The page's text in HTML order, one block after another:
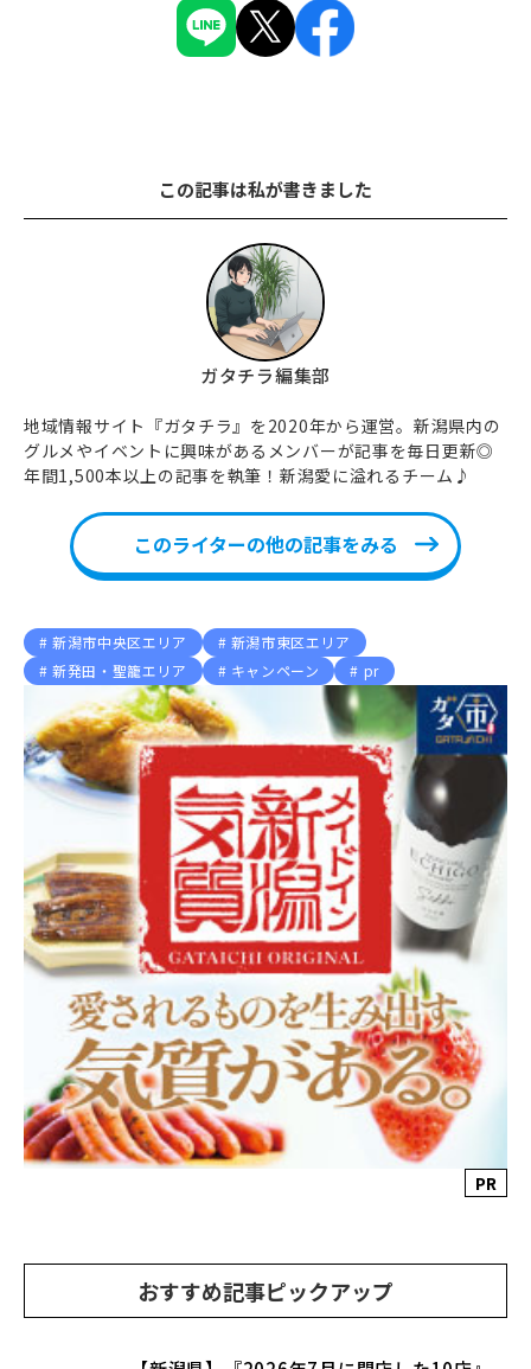
この記事は私が書きました
ガタチラ編集部
地域情報サイト『ガタチラ』を2020年から運営。新潟県内の
グルメやイベントに興味があるメンバーが記事を毎日更新◎
年間1,500本以上の記事を執筆！新潟愛に溢れるチーム♪
このライターの他の記事をみる
新潟市中央区エリア
新潟市東区エリア
新発田・聖籠エリア
キャンペーン pr
PR
おすすめ記事ピックアップ